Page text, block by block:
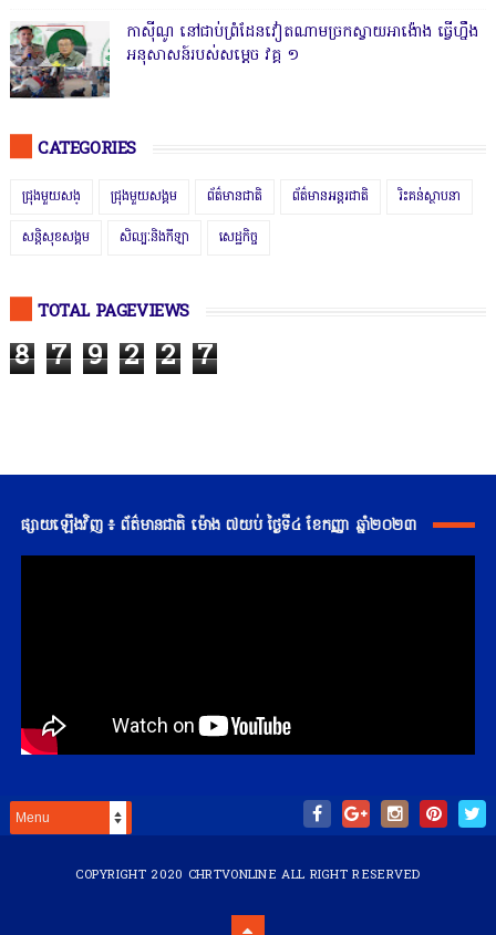
កាសុីណូ នៅជាប់ព្រំដែនវៀតណាមច្រកស្វាយអាង៉ោង ធ្វើហ្នឹង
អនុសាសន៍របស់សម្ដេច វគ្គ ១
CATEGORIES
ជ្រុងមួយសង្ ជ្រុងមួយសង្គម ព័ត៌មានជាតិ ព័ត៌មានអន្តរជាតិ រិះគន់ស្ថាបនា
សន្តិសុខសង្គម សិល្បៈនិងកីឡា សេដ្ឋកិច្ច
TOTAL PAGEVIEWS
8 7 9 2 2 7
ផ្សាយឡើងវិញ ៖ ព័ត៌មានជាតិ ម៉ោង ៧យប់ ថ្ងៃទី៤ ខែកញ្ញា ឆ្នាំ២០២៣
COPYRIGHT 2020 CHRTVONLINE ALL RIGHT RESERVED